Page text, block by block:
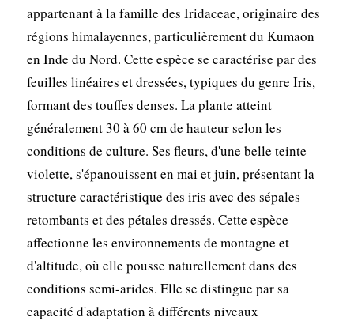
appartenant à la famille des Iridaceae, originaire des
régions himalayennes, particulièrement du Kumaon
en Inde du Nord. Cette espèce se caractérise par des
feuilles linéaires et dressées, typiques du genre Iris,
formant des touffes denses. La plante atteint
généralement 30 à 60 cm de hauteur selon les
conditions de culture. Ses fleurs, d'une belle teinte
violette, s'épanouissent en mai et juin, présentant la
structure caractéristique des iris avec des sépales
retombants et des pétales dressés. Cette espèce
affectionne les environnements de montagne et
d'altitude, où elle pousse naturellement dans des
conditions semi-arides. Elle se distingue par sa
capacité d'adaptation à différents niveaux